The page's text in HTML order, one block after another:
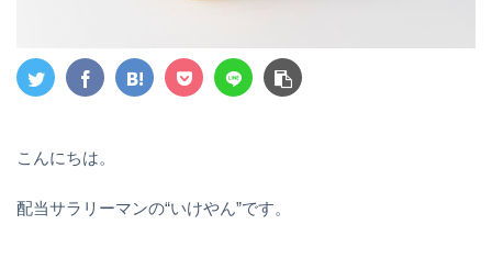
こんにちは。
配当サラリーマンの“いけやん”です。